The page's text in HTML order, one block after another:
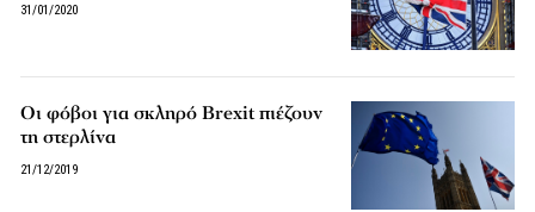
31/01/2020
Οι φόβοι για σκληρό Brexit πιέζουν
τη στερλίνα
21/12/2019